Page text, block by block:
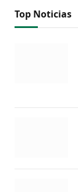
Top Noticias